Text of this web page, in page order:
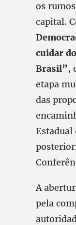
os
capital.
cuidar
Brasil”,
etapa
das
Estadual
A
pela